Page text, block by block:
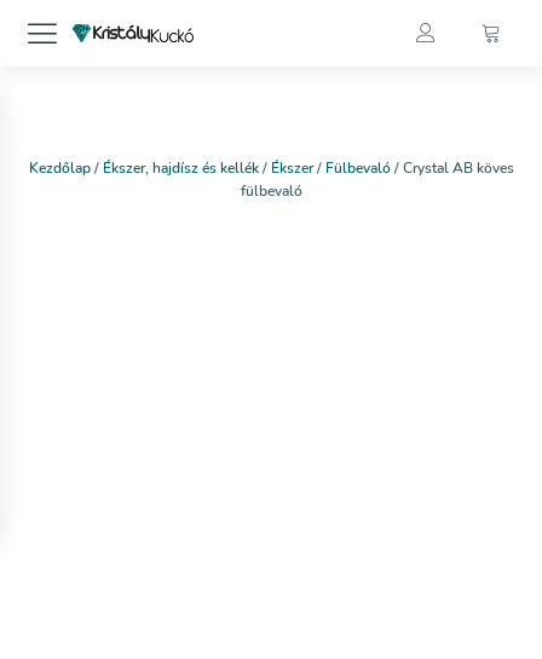
Kezdőlap/ Ékszer, hajdísz és kellék/ Ékszer/ Fülbevaló/ Crystal AB köves
fülbevaló